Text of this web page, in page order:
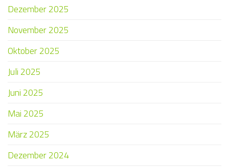
Dezember 2025
November 2025
Oktober 2025
Juli 2025
Juni 2025
Mai 2025
März 2025
Dezember 2024